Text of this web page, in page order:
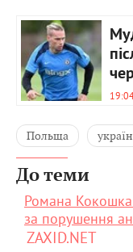
Польща
До теми
Романа Кокошка
за порушення
ZAXID.NET